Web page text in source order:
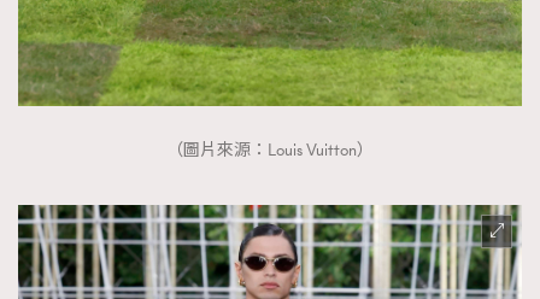
（圖片來源：Louis Vuitton）